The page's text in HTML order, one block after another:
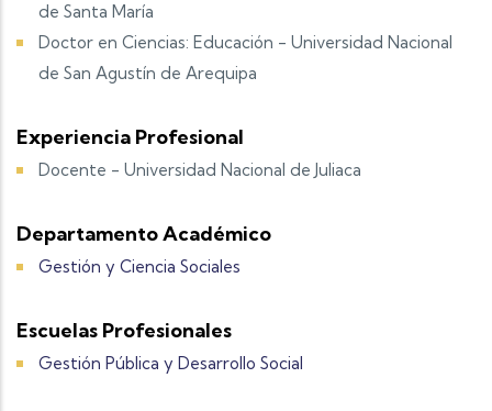
de Santa María
Doctor en Ciencias: Educación - Universidad Nacional
de San Agustín de Arequipa
Experiencia Profesional
Docente - Universidad Nacional de Juliaca
Departamento Académico
Gestión y Ciencia Sociales
Escuelas Profesionales
Gestión Pública y Desarrollo Social